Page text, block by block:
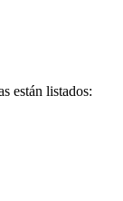
están listados: